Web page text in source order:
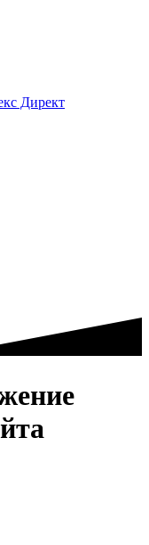
Директ